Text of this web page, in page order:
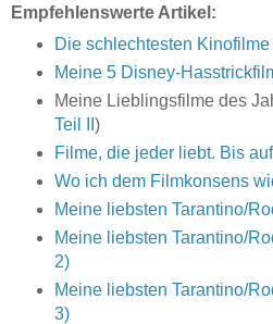
Empfehlenswerte Artikel:
Die schlechtesten
Meine 5 Disney-
Meine Lieblingsfilme des
Teil II )
Filme, die jeder liebt. Bis
Wo ich dem Filmkonsens
Meine liebsten Tarantino/
Meine liebsten Tarantino/
2)
Meine liebsten Tarantino/
3)